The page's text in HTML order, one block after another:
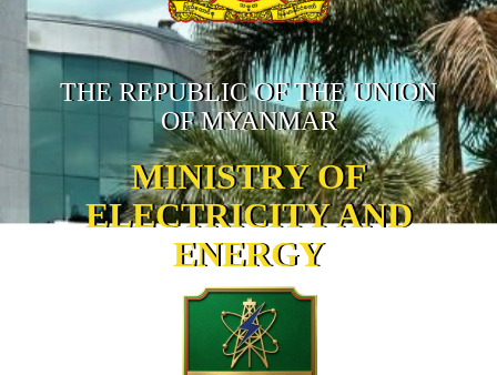
THE REPUBLIC OF THE UNION
OF MYANMAR
MINISTRY OF
ELECTRICITY AND
ENERGY